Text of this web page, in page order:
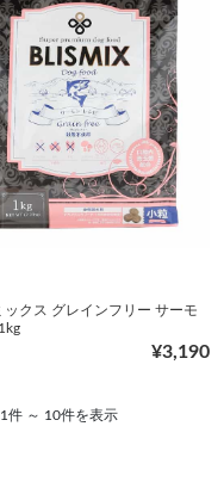
ックス グレインフリー サーモ
¥3,190
1件 ～ 10件を表示